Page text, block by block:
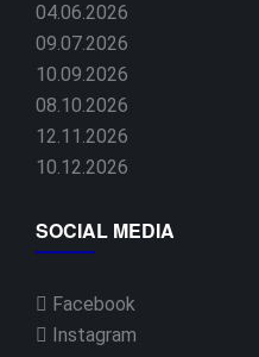
04.06.2026
09.07.2026
10.09.2026
08.10.2026
12.11.2026
10.12.2026
SOCIAL MEDIA
Facebook
Instagram